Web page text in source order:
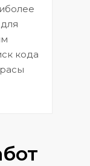
кода